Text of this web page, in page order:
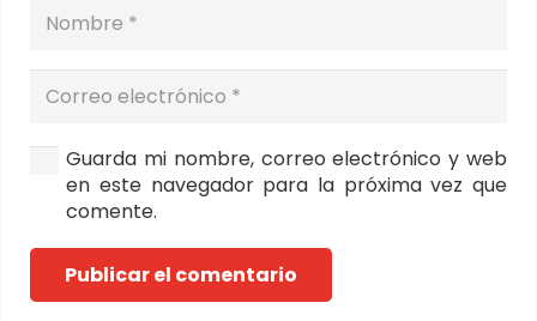
Guarda mi nombre, correo electrónico y web
en este navegador para la próxima vez que
comente.
Publicar el comentario